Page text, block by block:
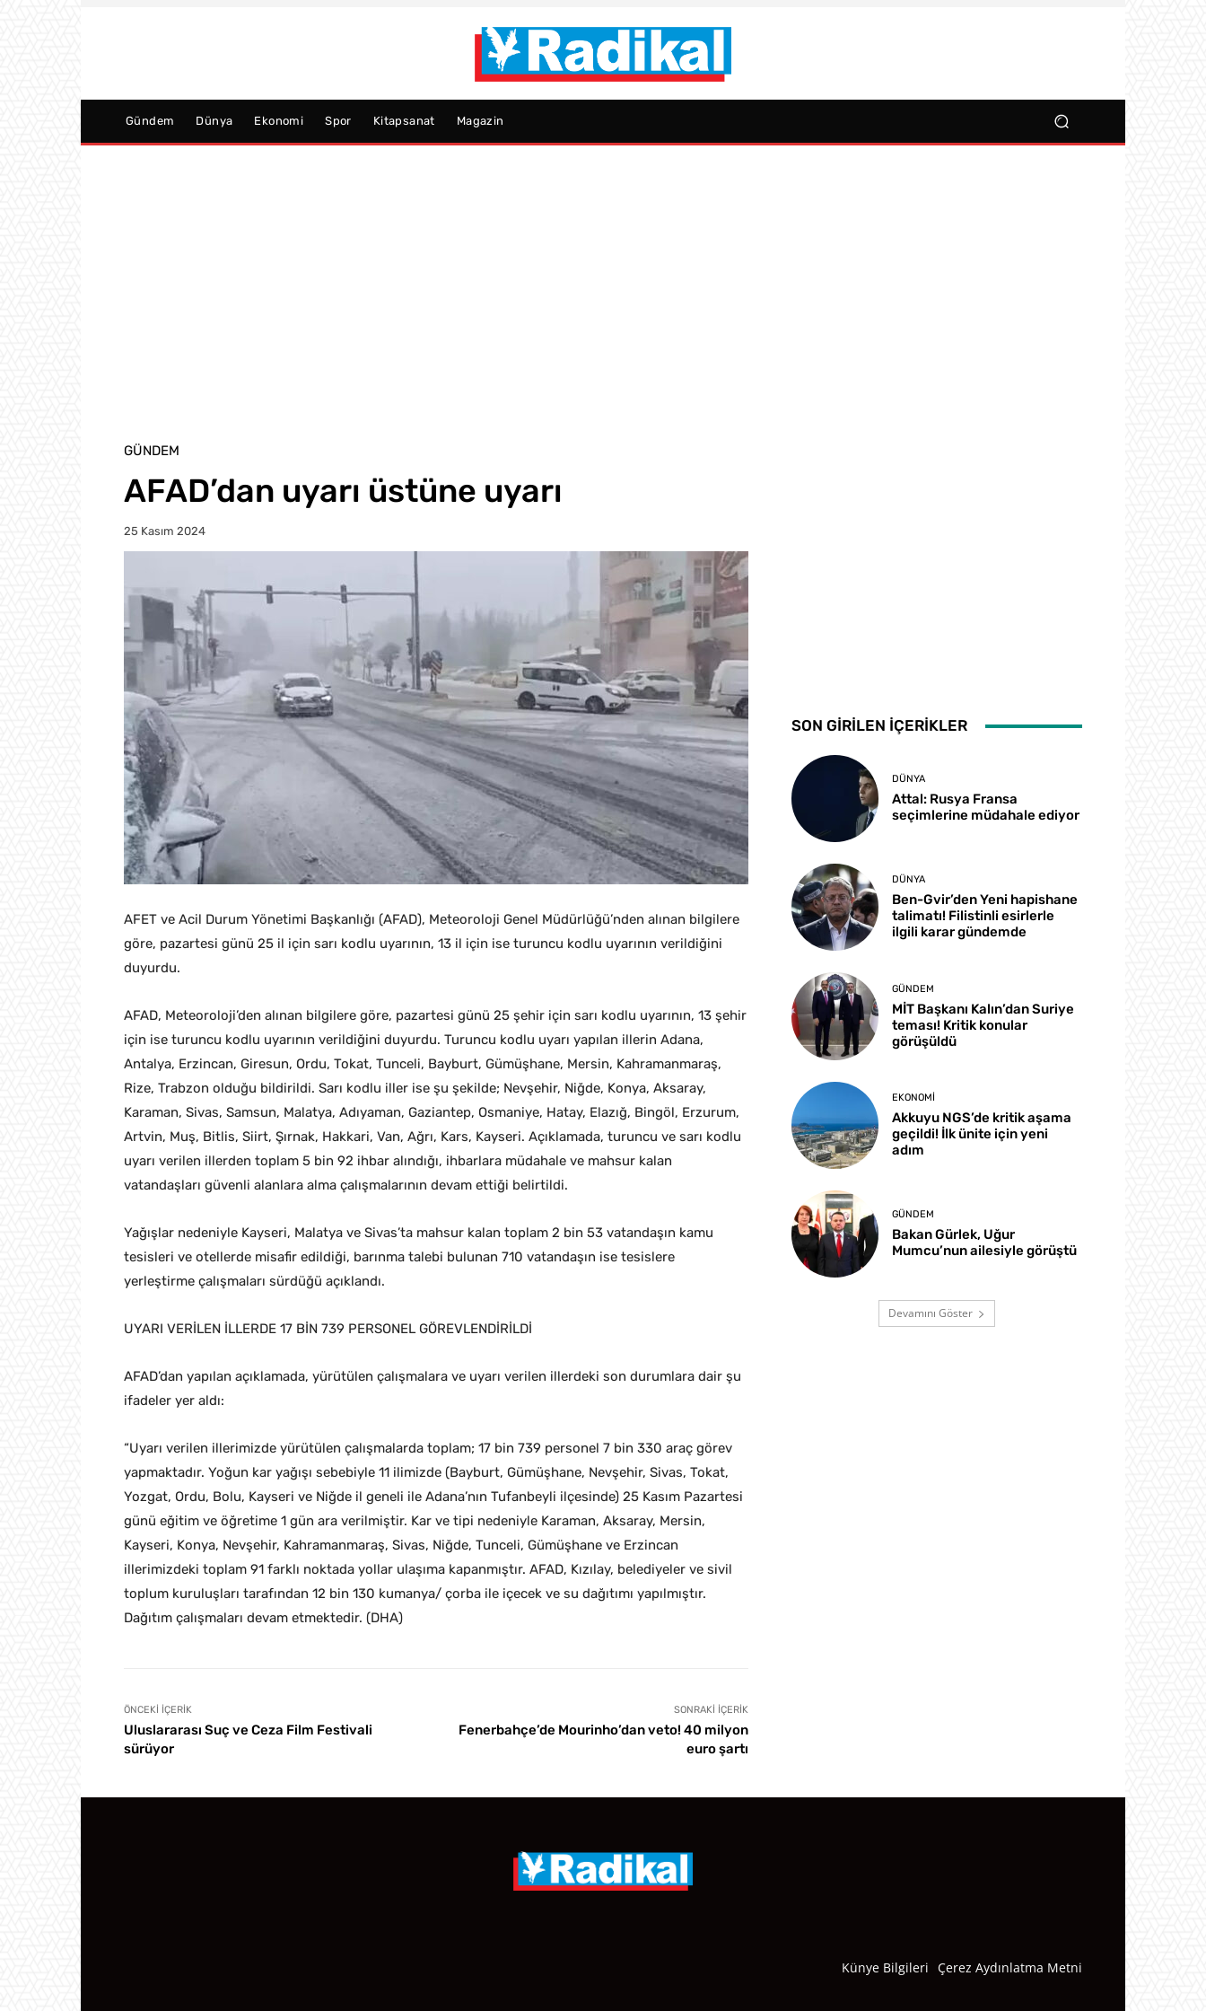
Gündem Dünya Ekonomi Spor Kitapsanat Magazin
GÜNDEM
AFAD’dan uyarı üstüne uyarı
25 Kasım 2024
AFET ve Acil Durum Yönetimi Başkanlığı (AFAD), Meteoroloji Genel Müdürlüğü’nden alınan bilgilere
göre, pazartesi günü 25 il için sarı kodlu uyarının, 13 il için ise turuncu kodlu uyarının verildiğini
duyurdu.
AFAD, Meteoroloji’den alınan bilgilere göre, pazartesi günü 25 şehir için sarı kodlu uyarının, 13 şehir
için ise turuncu kodlu uyarının verildiğini duyurdu. Turuncu kodlu uyarı yapılan illerin Adana,
Antalya, Erzincan, Giresun, Ordu, Tokat, Tunceli, Bayburt, Gümüşhane, Mersin, Kahramanmaraş,
Rize, Trabzon olduğu bildirildi. Sarı kodlu iller ise şu şekilde; Nevşehir, Niğde, Konya, Aksaray,
Karaman, Sivas, Samsun, Malatya, Adıyaman, Gaziantep, Osmaniye, Hatay, Elazığ, Bingöl, Erzurum,
Artvin, Muş, Bitlis, Siirt, Şırnak, Hakkari, Van, Ağrı, Kars, Kayseri. Açıklamada, turuncu ve sarı kodlu
uyarı verilen illerden toplam 5 bin 92 ihbar alındığı, ihbarlara müdahale ve mahsur kalan
vatandaşları güvenli alanlara alma çalışmalarının devam ettiği belirtildi.
Yağışlar nedeniyle Kayseri, Malatya ve Sivas’ta mahsur kalan toplam 2 bin 53 vatandaşın kamu
tesisleri ve otellerde misafir edildiği, barınma talebi bulunan 710 vatandaşın ise tesislere
yerleştirme çalışmaları sürdüğü açıklandı.
UYARI VERİLEN İLLERDE 17 BİN 739 PERSONEL GÖREVLENDİRİLDİ
AFAD’dan yapılan açıklamada, yürütülen çalışmalara ve uyarı verilen illerdeki son durumlara dair şu
ifadeler yer aldı:
“Uyarı verilen illerimizde yürütülen çalışmalarda toplam; 17 bin 739 personel 7 bin 330 araç görev
yapmaktadır. Yoğun kar yağışı sebebiyle 11 ilimizde (Bayburt, Gümüşhane, Nevşehir, Sivas, Tokat,
Yozgat, Ordu, Bolu, Kayseri ve Niğde il geneli ile Adana’nın Tufanbeyli ilçesinde) 25 Kasım Pazartesi
günü eğitim ve öğretime 1 gün ara verilmiştir. Kar ve tipi nedeniyle Karaman, Aksaray, Mersin,
Kayseri, Konya, Nevşehir, Kahramanmaraş, Sivas, Niğde, Tunceli, Gümüşhane ve Erzincan
illerimizdeki toplam 91 farklı noktada yollar ulaşıma kapanmıştır. AFAD, Kızılay, belediyeler ve sivil
toplum kuruluşları tarafından 12 bin 130 kumanya/ çorba ile içecek ve su dağıtımı yapılmıştır.
Dağıtım çalışmaları devam etmektedir. (DHA)
ÖNCEKI İÇERIK
Uluslararası Suç ve Ceza Film Festivali
sürüyor
SONRAKI İÇERIK
Fenerbahçe’de Mourinho’dan veto! 40 milyon
euro şartı
SON GİRİLEN İÇERİKLER
DÜNYA
Attal: Rusya Fransa
seçimlerine müdahale ediyor
DÜNYA
Ben-Gvir’den Yeni hapishane
talimatı! Filistinli esirlerle
ilgili karar gündemde
GÜNDEM
MİT Başkanı Kalın’dan Suriye
teması! Kritik konular
görüşüldü
EKONOMI
Akkuyu NGS’de kritik aşama
geçildi! İlk ünite için yeni
adım
GÜNDEM
Bakan Gürlek, Uğur
Mumcu’nun ailesiyle görüştü
Devamını Göster
Künye Bilgileri Çerez Aydınlatma Metni